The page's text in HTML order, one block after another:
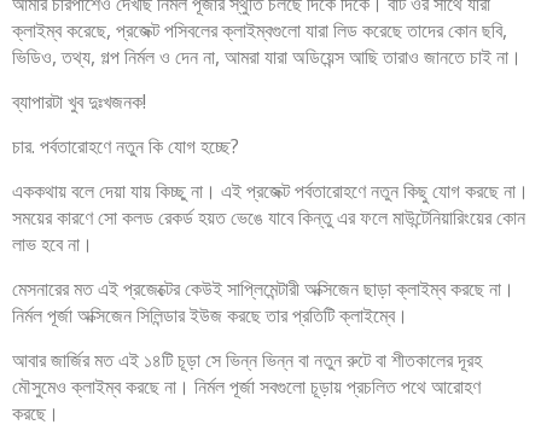
ক্লাইম্ব করেছে, প্রজেক্ট পসিবলের ক্লাইম্বগুলো যারা লিড করেছে তাদের কোন ছবি,
ভিডিও, তথ্য, গল্প নির্মল ও দেন না, আমরা যারা অডিয়েন্স আছি তারাও জানতে চাই না।
ব্যাপারটা খুব দুঃখজনক!
চার. পর্বতারোহণে নতুন কি যোগ হচ্ছে?
এককথায় বলে দেয়া যায় কিচ্ছু না। এই প্রজেক্ট পর্বতারোহণে নতুন কিছু যোগ করছে না।
সময়ের কারণে সো কলড রেকর্ড হয়ত ভেঙে যাবে কিন্তু এর ফলে মাউন্টেনিয়ারিংয়ের কোন
লাভ হবে না।
মেসনারের মত এই প্রজেক্টের কেউই সাপ্লিমেন্টারী অক্সিজেন ছাড়া ক্লাইম্ব করছে না।
নির্মল পূর্জা অক্সিজেন সিলিন্ডার ইউজ করছে তার প্রতিটি ক্লাইম্বে।
আবার জার্জির মত এই ১৪টি চূড়া সে ভিন্ন ভিন্ন বা নতুন রুটে বা শীতকালের দূরহ
মৌসুমেও ক্লাইম্ব করছে না। নির্মল পূর্জা সবগুলো চূড়ায় প্রচলিত পথে আরোহণ
করছে।